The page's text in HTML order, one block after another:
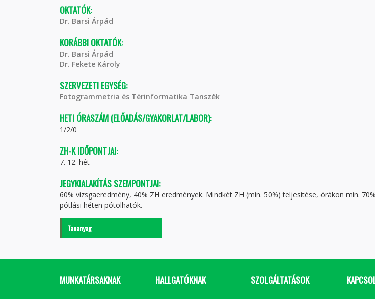
OKTATÓK:
Dr. Barsi Árpád
KORÁBBI OKTATÓK:
Dr. Barsi Árpád
Dr. Fekete Károly
SZERVEZETI EGYSÉG:
Fotogrammetria és Térinformatika Tanszék
HETI ÓRASZÁM (ELŐADÁS/GYAKORLAT/LABOR):
1/2/0
ZH-K IDŐPONTJAI:
7. 12. hét
JEGYKIALAKÍTÁS SZEMPONTJAI:
60% vizsgaeredmény, 40% ZH eredmények. Mindkét ZH (min. 50%) teljesítése, órákon min.
pótlási héten pótolhatók.
Tananyag
MUNKATÁRSAKNAK HALLGATÓKNAK SZOLGÁLTATÁSOK